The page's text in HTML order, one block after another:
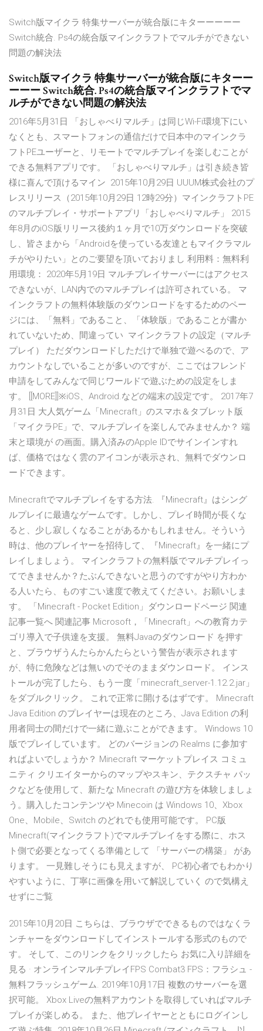
Switch版マイクラ 特集サーバーが統合版にキターーーーー
Switch統合. Ps4の統合版マインクラフトでマルチができない
問題の解決法
Switch版マイクラ 特集サーバーが統合版にキターー
ーーー Switch統合. Ps4の統合版マインクラフトでマ
ルチができない問題の解決法
2016年5月31日 「おしゃべりマルチ」は同じWi-Fi環境下にい
なくとも、スマートフォンの通信だけで日本中のマインクラ
フトPEユーザーと、リモートでマルチプレイを楽しむことが
できる無料アプリです。 「おしゃべりマルチ」は引き続き皆
様に喜んで頂けるマイン 2015年10月29日 UUUM株式会社のプ
レスリリース（2015年10月29日 12時29分）マインクラフトPE
のマルチプレイ・サポートアプリ「おしゃべりマルチ」 2015
年8月のiOS版リリース後約１ヶ月で10万ダウンロードを突破
し、皆さまから「Androidを使っている友達ともマイクラマル
チがやりたい」とのご要望を頂いておりまし 利用料：無料利
用環境： 2020年5月19日 マルチプレイサーバーにはアクセス
できないが、LAN内でのマルチプレイは許可されている。 マ
インクラフトの無料体験版のダウンロードをするためのペー
ジには、「無料」であること、「体験版」であることが書か
れていないため、間違ってい マインクラフトの設定（マルチ
プレイ） ただダウンロードしただけで単独で遊べるので、ア
カウントなしでいることが多いのですが、ここではフレンド
申請をしてみんなで同じワールドで遊ぶための設定をしま
す。 [[MORE]]※iOS、Android.などの端末の設定です。 2017年7
月31日 大人気ゲーム「Minecraft」のスマホ＆タブレット版
「マイクラPE」で、マルチプレイを楽しんでみませんか？ 端
末と環境が の画面。購入済みのApple IDでサインインすれ
ば、価格ではなく雲のアイコンが表示され、無料でダウンロ
ードできます。
Minecraftでマルチプレイをする方法. 『Minecraft』はシング
ルプレイに最適なゲームです。しかし、プレイ時間が長くな
ると、少し寂しくなることがあるかもしれません。そういう
時は、他のプレイヤーを招待して、『Minecraft』を一緒にプ
レイしましょう。 マインクラフトの無料版でマルチプレイっ
てできませんか？たぶんできないと思うのですがやり方わか
る人いたら、ものすごい速度で教えてください。お願いしま
す。 「Minecraft - Pocket Edition」ダウンロードページ 関連
記事一覧へ 関連記事 Microsoft，「Minecraft」への教育カテ
ゴリ導入で子供達を支援。 無料Javaのダウンロード を押す
と、ブラウザうんたらかんたらという警告が表示されます
が、特に危険などは無いのでそのままダウンロード。 インス
トールが完了したら、もう一度「minecraft_server-1.12.2.jar」
をダブルクリック。 これで正常に開けるはずです。 Minecraft
Java Edition のプレイヤーは現在のところ、Java Edition の利
用者同士の間だけで一緒に遊ぶことができます。 Windows 10
版でプレイしています。 どのバージョンの Realms に参加す
ればよいでしょうか？ Minecraft マーケットプレイス コミュ
ニティ クリエイターからのマップやスキン、テクスチャ パッ
クなどを使用して、新たな Minecraft の遊び方を体験しましょ
う。購入したコンテンツや Minecoin は Windows 10、Xbox
One、Mobile、Switch のどれでも使用可能です。 PC版
Minecraft(マインクラフト)でマルチプレイをする際に、ホス
ト側で必要となってくる準備として 「サーバーの構築」 があ
ります。 一見難しそうにも見えますが、 PC初心者でもわかり
やすいように、丁寧に画像を用いて解説していく ので気構え
せずにご覧
2015年10月20日 こちらは、ブラウザでできるものではなくラ
ンチャーをダウンロードしてインストールする形式のもので
す。 そして、このリンクをクリックしたら お気に入り詳細を
見る · オンラインマルチプレイFPS Combat3 FPS：フラシュ -
無料フラッシュゲーム. 2019年10月17日 複数のサーバーを選
択可能。 Xbox Liveの無料アカウントを取得していればマルチ
プレイが楽しめる。 また、他プレイヤーとともにログインし